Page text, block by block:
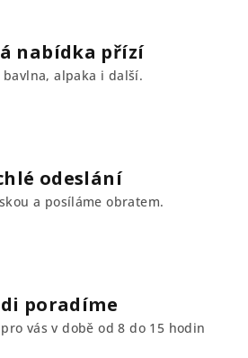
nabídka přízí
alpaka i další.
odeslání
a posíláme obratem.
poradíme
vás v době od 8 do 15 hodin